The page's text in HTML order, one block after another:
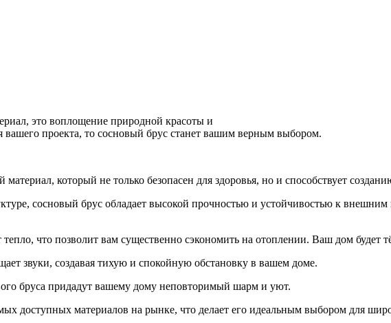
это воплощение природной красоты и
проекта, то сосновый брус станет вашим верным выбором.
который не только безопасен для здоровья, но и способствует
сосновый брус обладает высокой прочностью и устойчивостью к
тепло, что позволит вам существенно сэкономить на отоплении. Ваш дом
звуки, создавая тихую и спокойную обстановку в вашем доме.
бруса придадут вашему дому неповторимый шарм и уют.
доступных материалов на рынке, что делает его идеальным выбором для